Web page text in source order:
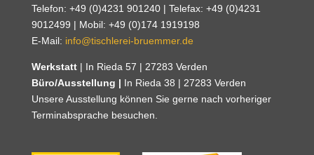
Telefon: +49 (0)4231 901240 | Telefax: +49 (0)4231
9012499 | Mobil: +49 (0)174 1919198
E-Mail: info@tischlerei-bruemmer.de
Werkstatt| In Rieda 57 | 27283 Verden
Büro/Ausstellung | In Rieda 38 | 27283 Verden
Unsere Ausstellung können Sie gerne nach vorheriger
Terminabsprache besuchen.